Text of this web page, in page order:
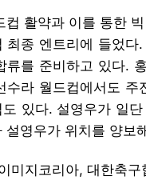
컵 활약과 이를 통한
최종 엔트리에 들었
류를 준비하고 있다.
수라 월드컵에서도
도 있다. 설영우가 일
설영우가 위치를 양보
미지코리아, 대한축구